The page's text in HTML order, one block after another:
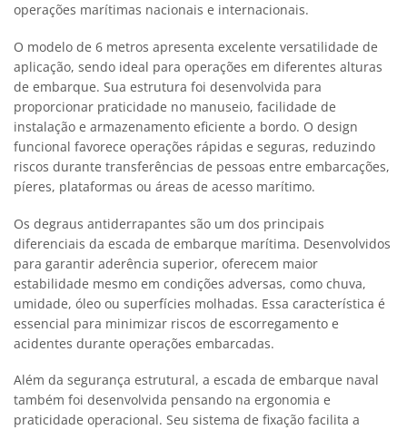
operações marítimas nacionais e internacionais.
O modelo de 6 metros apresenta excelente versatilidade de
aplicação, sendo ideal para operações em diferentes alturas
de embarque. Sua estrutura foi desenvolvida para
proporcionar praticidade no manuseio, facilidade de
instalação e armazenamento eficiente a bordo. O design
funcional favorece operações rápidas e seguras, reduzindo
riscos durante transferências de pessoas entre embarcações,
píeres, plataformas ou áreas de acesso marítimo.
Os degraus antiderrapantes são um dos principais
diferenciais da escada de embarque marítima. Desenvolvidos
para garantir aderência superior, oferecem maior
estabilidade mesmo em condições adversas, como chuva,
umidade, óleo ou superfícies molhadas. Essa característica é
essencial para minimizar riscos de escorregamento e
acidentes durante operações embarcadas.
Além da segurança estrutural, a escada de embarque naval
também foi desenvolvida pensando na ergonomia e
praticidade operacional. Seu sistema de fixação facilita a